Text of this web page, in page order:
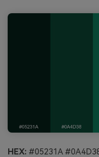
HEX: #05231A